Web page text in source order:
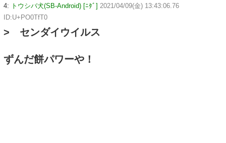
4: トウシバ犬(SB-Android) [ﾆﾀﾞ] 2021/04/09(金) 13:43:06.76
ID:U+PO0TfT0
> センダイウイルス
ずんだ餅パワーや！